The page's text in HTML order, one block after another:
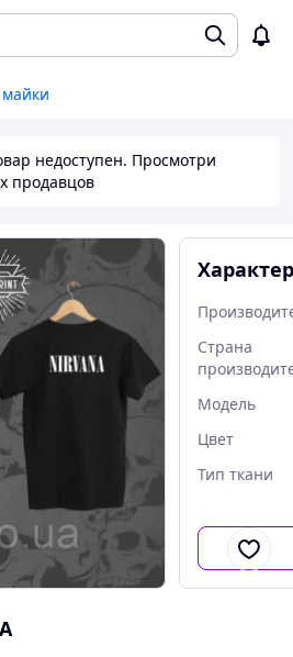
недоступен. Просмотри
продавцов
Страна
Мoдель
Цвет
Тип ткани